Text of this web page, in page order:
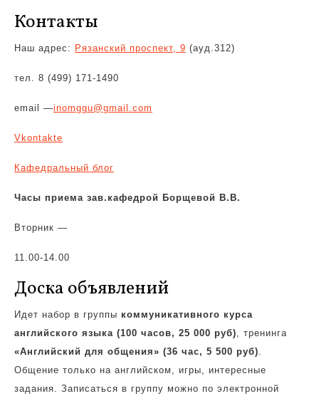
Контакты
Наш адрес: Рязанский проспект, 9 (ауд.312)
тел. 8 (499) 171-1490
email —inomggu@gmail .com
Vkontakte
Кафедральный блог
Часы приема зав.кафедрой Борщевой В.В.
Вторник —
11.00-14.00
Доска объявлений
Идет набор в группы коммуникативного курса
английского языка (100 часов, 25 000 руб), тренинга
«Английский для общения» (36 час, 5 500 руб).
Общение только на английском, игры, интересные
задания. Записаться в группу можно по электронной